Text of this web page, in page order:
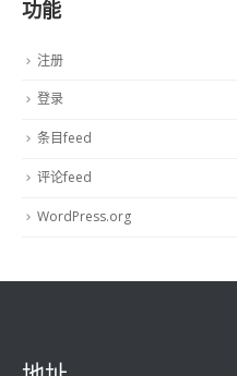
功能
注册
登录
条目feed
评论feed
WordPress.org